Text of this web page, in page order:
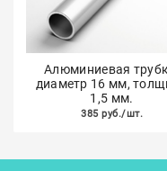
Алюминиевая
диаметр 16 мм,
1,5 мм.
385 руб./шт.